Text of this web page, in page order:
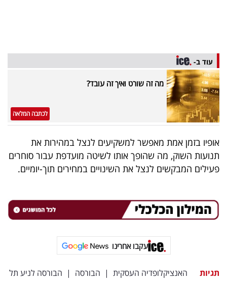
בריאות
תרבות
ופנאי
TOP-
5
המילון
הכלכלי
UNDER
עוד ב-
מה זה שורט ואיך זה עובד?
לכתבה המלאה
אופיו בזמן אמת מאפשר למשקיעים לנצל במהירות את
תנועות השוק, מה שהופך אותו לשיטה מועדפת עבור סוחרים
פעילים המבקשים לנצל את השינויים במחירים תוך-יומיים.
עקבו אחרינו
תגיות האנציקלופדיה העסקית | הבורסה | הבורסה לניע תל